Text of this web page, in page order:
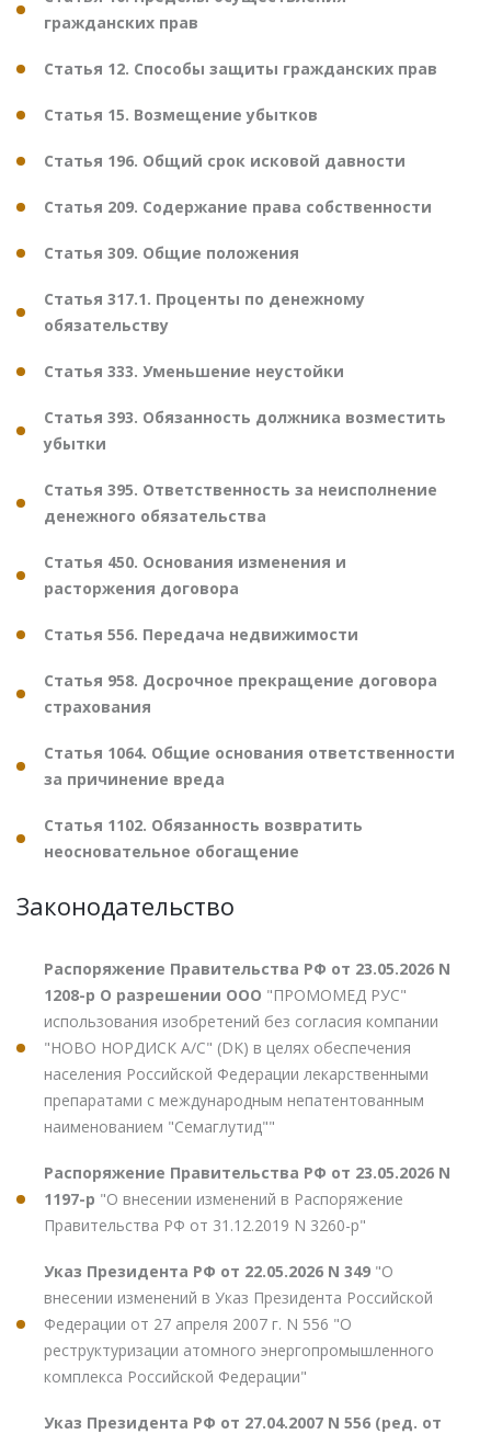
гражданских прав
Статья 12. Способы защиты гражданских прав
Статья 15. Возмещение убытков
Статья 196. Общий срок исковой давности
Статья 209. Содержание права собственности
Статья 309. Общие положения
Статья 317.1. Проценты по денежному
обязательству
Статья 333. Уменьшение неустойки
Статья 393. Обязанность должника возместить
убытки
Статья 395. Ответственность за неисполнение
денежного обязательства
Статья 450. Основания изменения и
расторжения договора
Статья 556. Передача недвижимости
Статья 958. Досрочное прекращение договора
страхования
Статья 1064. Общие основания ответственности
за причинение вреда
Статья 1102. Обязанность возвратить
неосновательное обогащение
Законодательство
Распоряжение Правительства РФ от 23.05.2026 N
1208-р О разрешении ООО "ПРОМОМЕД РУС"
использования изобретений без согласия компании
"НОВО НОРДИСК А/С" (DK) в целях обеспечения
населения Российской Федерации лекарственными
препаратами с международным непатентованным
наименованием "Семаглутид""
Распоряжение Правительства РФ от 23.05.2026 N
1197-р "О внесении изменений в Распоряжение
Правительства РФ от 31.12.2019 N 3260-р"
Указ Президента РФ от 22.05.2026 N 349 "О
внесении изменений в Указ Президента Российской
Федерации от 27 апреля 2007 г. N 556 "О
реструктуризации атомного энергопромышленного
комплекса Российской Федерации"
Указ Президента РФ от 27.04.2007 N 556 (ред. от